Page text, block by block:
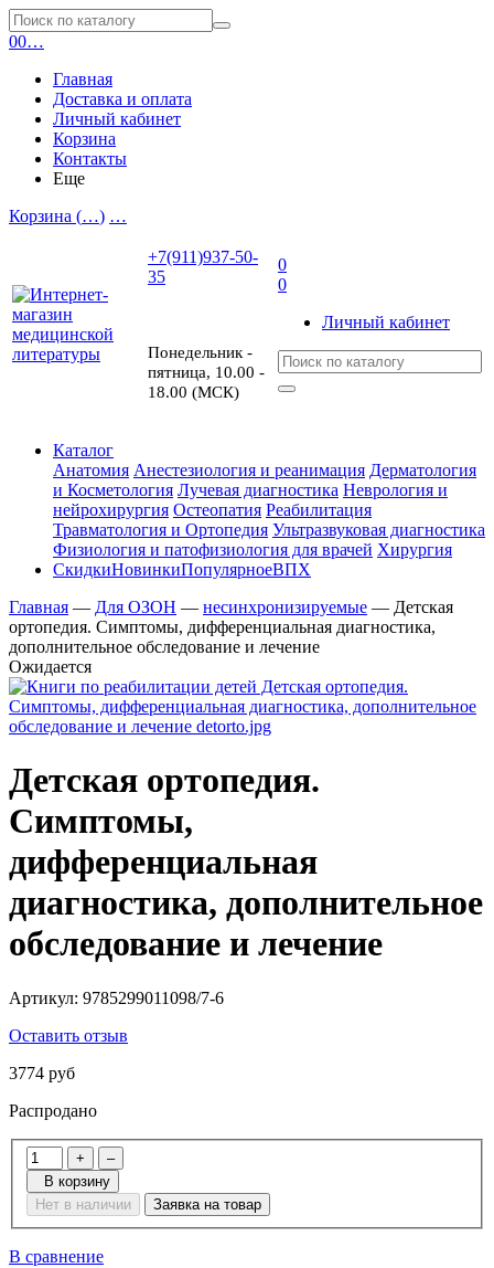
00…
Главная
Доставка и оплата
Личный кабинет
Корзина
Контакты
Еще
Корзина (…) …
+7(911)937-50-
35
Понедельник -
пятница, 10.00 -
18.00 (МСК)
0
0
Личный кабинет
Каталог
Анатомия Анестезиология и реанимация Дерматология
и Косметология Лучевая диагностика Неврология и
нейрохирургия Остеопатия Реабилитация
Травматология и Ортопедия Ультразвуковая диагностика
Физиология и патофизиология для врачей Хирургия
СкидкиНовинкиПопулярноеВПХ
Главная — Для ОЗОН — несинхронизируемые — Детская
ортопедия. Симптомы, дифференциальная диагностика,
дополнительное обследование и лечение
Ожидается
Детская ортопедия.
Симптомы,
дифференциальная
диагностика, дополнительное
обследование и лечение
Артикул: 9785299011098/7-6
Оставить отзыв
3774 руб
Распродано
+
–
В корзину
Нет в наличии
Заявка на товар
В сравнение